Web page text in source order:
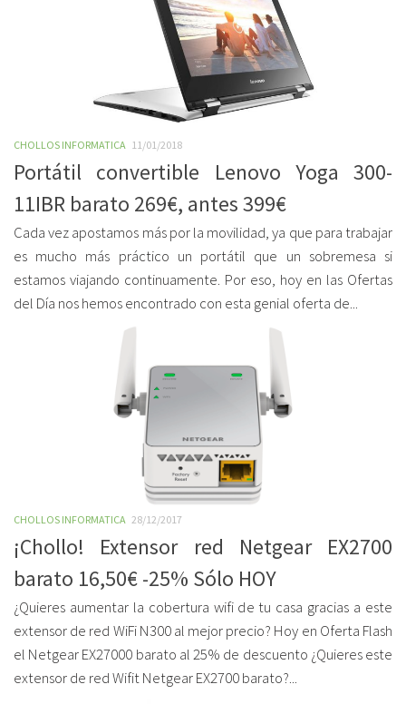
CHOLLOS INFORMATICA 11/01/2018
Portátil convertible Lenovo Yoga 300-
11IBR barato 269€, antes 399€
Cada vez apostamos más por la movilidad, ya que para trabajar
es mucho más práctico un portátil que un sobremesa si
estamos viajando continuamente. Por eso, hoy en las Ofertas
del Día nos hemos encontrado con esta genial oferta de...
CHOLLOS INFORMATICA 28/12/2017
¡Chollo! Extensor red Netgear EX2700
barato 16,50€ -25% Sólo HOY
¿Quieres aumentar la cobertura wifi de tu casa gracias a este
extensor de red WiFi N300 al mejor precio? Hoy en Oferta Flash
el Netgear EX27000 barato al 25% de descuento ¿Quieres este
extensor de red Wifit Netgear EX2700 barato?...